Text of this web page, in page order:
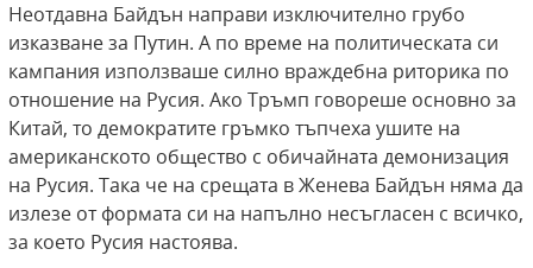
Неотдавна Байдън направи изключително грубо
изказване за Путин. А по време на политическата си
кампания използваше силно враждебна риторика по
отношение на Русия. Ако Тръмп говореше основно за
Китай, то демократите гръмко тъпчеха ушите на
американското общество с обичайната демонизация
на Русия. Така че на срещата в Женева Байдън няма да
излезе от формата си на напълно несъгласен с всичко,
за което Русия настоява.